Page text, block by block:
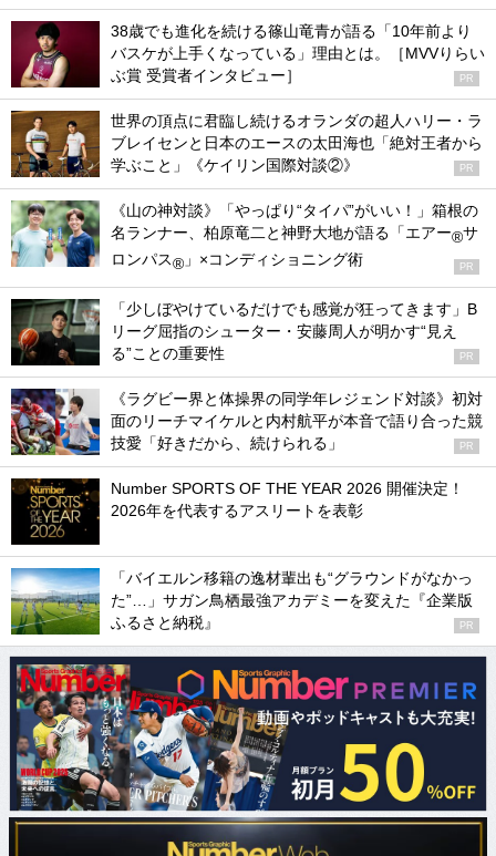
38歳でも進化を続ける篠山竜青が語る「10年前より
バスケが上手くなっている」理由とは。［MVVりらい
ぶ賞 受賞者インタビュー］
PR
世界の頂点に君臨し続けるオランダの超人ハリー・ラ
ブレイセンと日本のエースの太田海也「絶対王者から
学ぶこと」《ケイリン国際対談②》
PR
《山の神対談》「やっぱり“タイパ”がいい！」箱根の
名ランナー、柏原竜二と神野大地が語る「エアー®サ
ロンパス® 」×コンディショニング術 PR
「少しぼやけているだけでも感覚が狂ってきます」B
リーグ屈指のシューター・安藤周人が明かす“見え
る”ことの重要性
PR
《ラグビー界と体操界の同学年レジェンド対談》初対
面のリーチマイケルと内村航平が本音で語り合った競
技愛「好きだから、続けられる」
PR
Number SPORTS OF THE YEAR 2026 開催決定！
2026年を代表するアスリートを表彰
「バイエルン移籍の逸材輩出も“グラウンドがなかっ
た”…」サガン鳥栖最強アカデミーを変えた『企業版
ふるさと納税』
PR